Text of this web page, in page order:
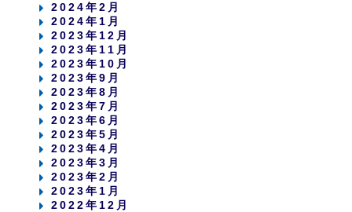
2024年2月
2024年1月
2023年12月
2023年11月
2023年10月
2023年9月
2023年8月
2023年7月
2023年6月
2023年5月
2023年4月
2023年3月
2023年2月
2023年1月
2022年12月